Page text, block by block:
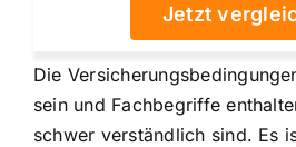
Jetzt
Die
sein und Fachbegriffe
schwer verständlich sind. Es